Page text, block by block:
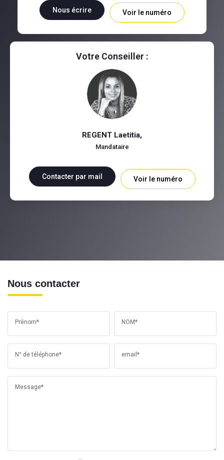
Nous écrire Voir le numéro
Votre Conseiller :
REGENT Laetitia,
Mandataire
Contacter par mail Voir le numéro
Nous contacter
Prénom* NOM*
N° de téléphone* email*
Message*